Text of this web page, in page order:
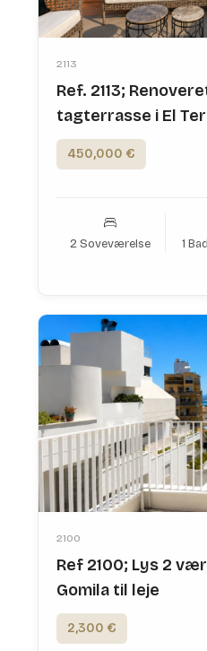
2113
Ref. 2113;
tagterrasse i El
450,000 €
2 Soveværelse 1
2100
Ref 2100; Lys 2
Gomila til leje
2,300 €